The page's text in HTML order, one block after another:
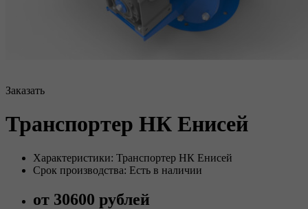
Заказать
Транспортер НК Енисей
Характеристики: Транспортер НК Енисей
Срок производства: Есть в наличии
от 30600 рублей